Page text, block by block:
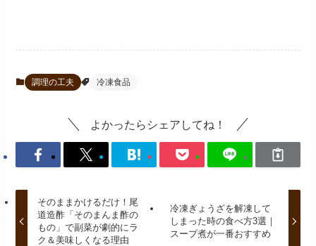
調理の工夫 冷凍食品
よかったらシェアしてね！
そのままかけるだけ！尾
道造酢「そのまんま酢の
もの」で副菜が劇的にラ
ク＆美味しくなる理由
冷凍ぎょうざを解凍して
しまった時の食べ方3選｜
スープ煮が一番おすすめ